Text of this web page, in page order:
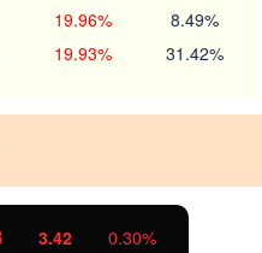
19.96% 8.49%
19.93% 31.42%
3.42 0.30%